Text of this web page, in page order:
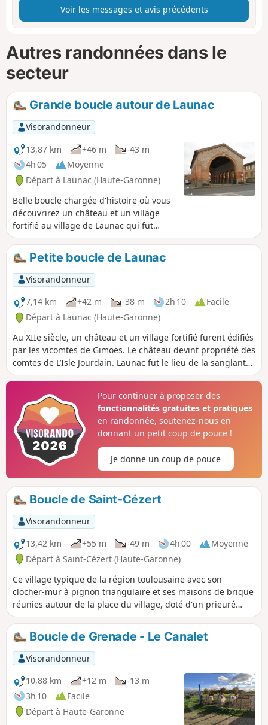
Voir les messages et avis précédents
Autres randonnées dans le
secteur
Grande boucle autour de Launac
Visorandonneur
13,87 km
+46 m
-43 m
4h 05
Moyenne
Départ à Launac (Haute-Garonne)
Belle boucle chargée d'histoire où vous
découvrirez un château et un village
fortifié au village de Launac qui fut
aussi le lieu de la sanglante bataille du
Palot.Petite boucle de Launac
Visorandonneur
7,14 km
+42 m -38 m 2h 10
Facile
Départ à Launac (Haute-Garonne)
Au XIIe siècle, un château et un village fortifié furent édifiés
par les vicomtes de Gimoes. Le château devint propriété des
comtes de L’Isle Jourdain. Launac fut le lieu de la sanglante
bataille du Palot. Après une période de calme, la seigneurie
un conflit sur les droits féodaux. Les habitants résistèrent,
émigrèrent même pendant des années. Après la Révolution,
la halle et l’église sont reconstruites, l’école créée, les
remparts abattus.
Pour continuer à proposer des
fonctionnalités gratuites et pratiques
en randonnée, soutenez-nous en
donnant un petit coup de pouce !
Je donne un coup de pouce
Boucle de Saint-Cézert
Visorandonneur
13,42 km
+55 m -49 m 4h 00
Moyenne
Départ à Saint-Cézert (Haute-Garonne)
Ce village typique de la région toulousaine avec son
clocher-mur à pignon triangulaire et ses maisons de brique
réunies autour de la place du village, doté d'un prieuré
bénédictin en 940, fut ensuite propriété des Jourdain de
l’Isle au XIIe siècle. L’église reconstruite au XIXe siècle avec
des briques et galets en « sandwich » était sous le vocable
de Saint-Orens, évêque d’Auch au IVe siècle. À cette
époque, l’abbé Gilard immortalisait les visages des
paroissiens sur les fresques de l’église.
Boucle de Grenade - Le Canalet
Visorandonneur
10,88 km
+12 m
-13 m
3h 10
Facile
Départ à Haute-Garonne